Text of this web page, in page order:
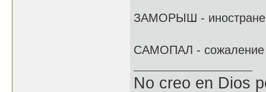
ЗАМОРЫШ - иностранец
САМОПАЛ - сожаление
No creo en Dios